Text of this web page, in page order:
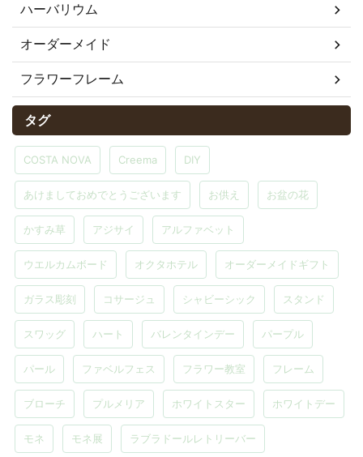
ハーバリウム
オーダーメイド
フラワーフレーム
タグ
COSTA NOVA Creema DIY
あけましておめでとうございます お供え お盆の花
かすみ草 アジサイ アルファベット
ウエルカムボード オクタホテル オーダーメイドギフト
ガラス彫刻 コサージュ シャビーシック スタンド
スワッグ ハート バレンタインデー パープル
パール ファベルフェス フラワー教室 フレーム
ブローチ プルメリア ホワイトスター ホワイトデー
モネ モネ展 ラブラドールレトリーバー